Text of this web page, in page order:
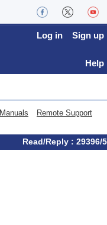
Log in Sign up
Help
Manuals Remote Support
Read/Reply : 29396/5